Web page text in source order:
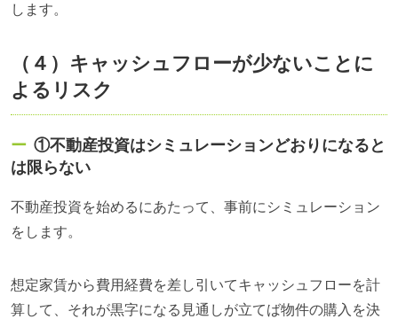
します。
（４）キャッシュフローが少ないことに
よるリスク
①不動産投資はシミュレーションどおりになると
は限らない
不動産投資を始めるにあたって、事前にシミュレーション
をします。
想定家賃から費用経費を差し引いてキャッシュフローを計
算して、それが黒字になる見通しが立てば物件の購入を決